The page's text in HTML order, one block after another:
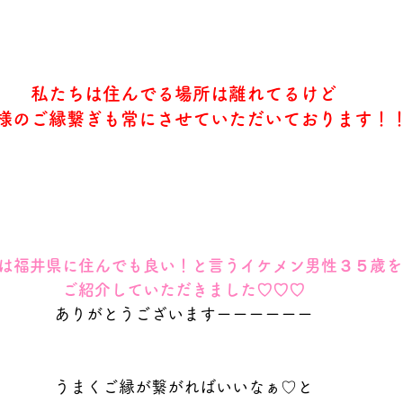
私たちは住んでる場所は離れてるけど
のご縁繋ぎも常にさせていただいております！
福井県に住んでも良い！と言うイケメン男性３５歳を
ご紹介していただきました♡♡♡
ありがとうございますーーーーーー
うまくご縁が繋がればいいなぁ♡と